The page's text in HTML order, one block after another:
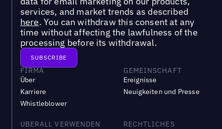
services, and market trends as described
here. You can withdraw this consent at any
time without affecting the lawfulness of the
processing before its withdrawal.
FIRMA
Über
Karriere
Whistleblower
GEMEINSCHAFT
Ereignisse
Neuigkeiten und Presse
UBERALL VERWENDEN
RECHTLICHES